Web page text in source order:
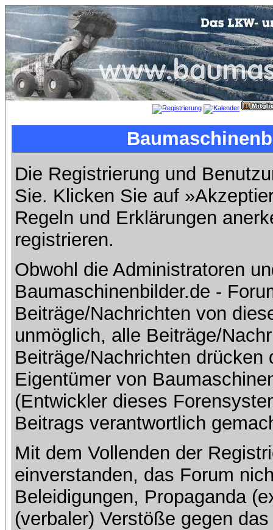
Die Registrierung und
Sie. Klicken Sie auf
Regeln und Erklärungen
registrieren.
Obwohl die Administratoren
Baumaschinenbilder.de -
Beiträge/Nachrichten von
unmöglich, alle Beiträge/
Beiträge/Nachrichten
Eigentümer von
(Entwickler dieses
Beitrags verantwortlich
Mit dem Vollenden der
einverstanden, das Forum
Beleidigungen, Propaganda
(verbaler) Verstöße gegen